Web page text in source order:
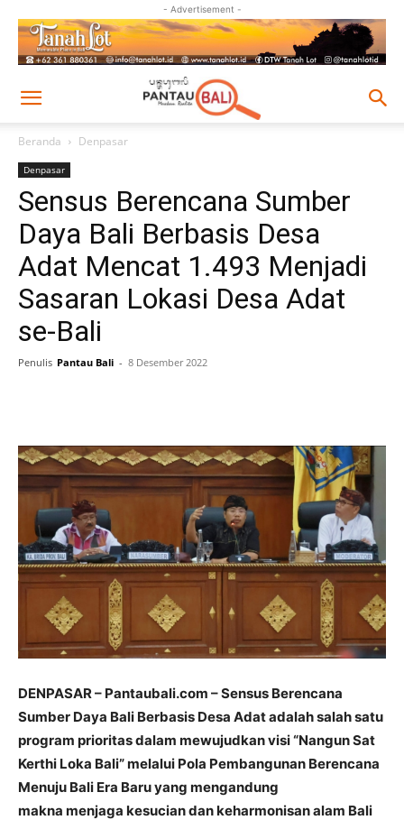
- Advertisement -
Beranda Denpasar
Denpasar
Sensus Berencana Sumber
Daya Bali Berbasis Desa
Adat Mencat 1.493 Menjadi
Sasaran Lokasi Desa Adat
se-Bali
Penulis Pantau Bali - 8 Desember 2022
DENPASAR – Pantaubali.com – Sensus Berencana
Sumber Daya Bali Berbasis Desa Adat adalah salah satu
program prioritas dalam mewujudkan visi “Nangun Sat
Kerthi Loka Bali” melalui Pola Pembangunan Berencana
Menuju Bali Era Baru yang mengandung
makna menjaga kesucian dan keharmonisan alam Bali